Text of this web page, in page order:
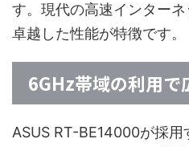
す。現代の高速インター
卓越した性能が特徴です。
6GHz帯域の利用で
ASUS RT-BE14000が採